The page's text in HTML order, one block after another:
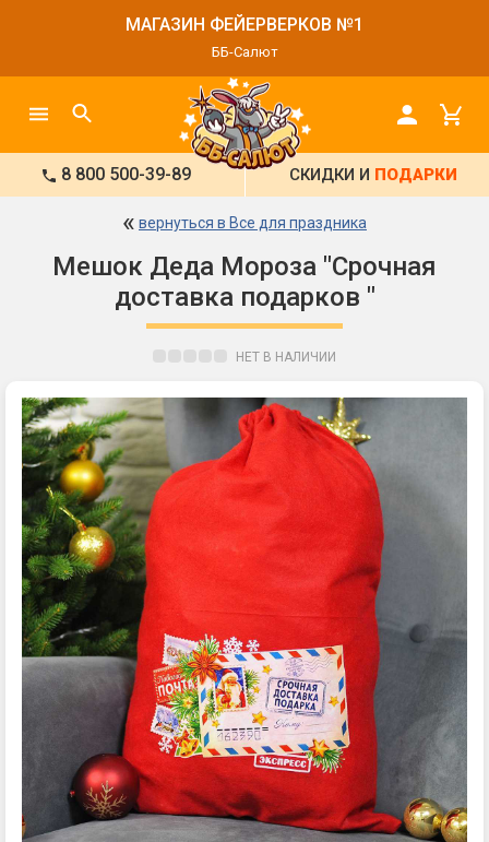
МАГАЗИН ФЕЙЕРВЕРКОВ №1
ББ-Салют
8 800 500-39-89 СКИДКИ И ПОДАРКИ
« вернуться в Все для праздника
Мешок Деда Мороза "Срочная
доставка подарков "
НЕТ В НАЛИЧИИ